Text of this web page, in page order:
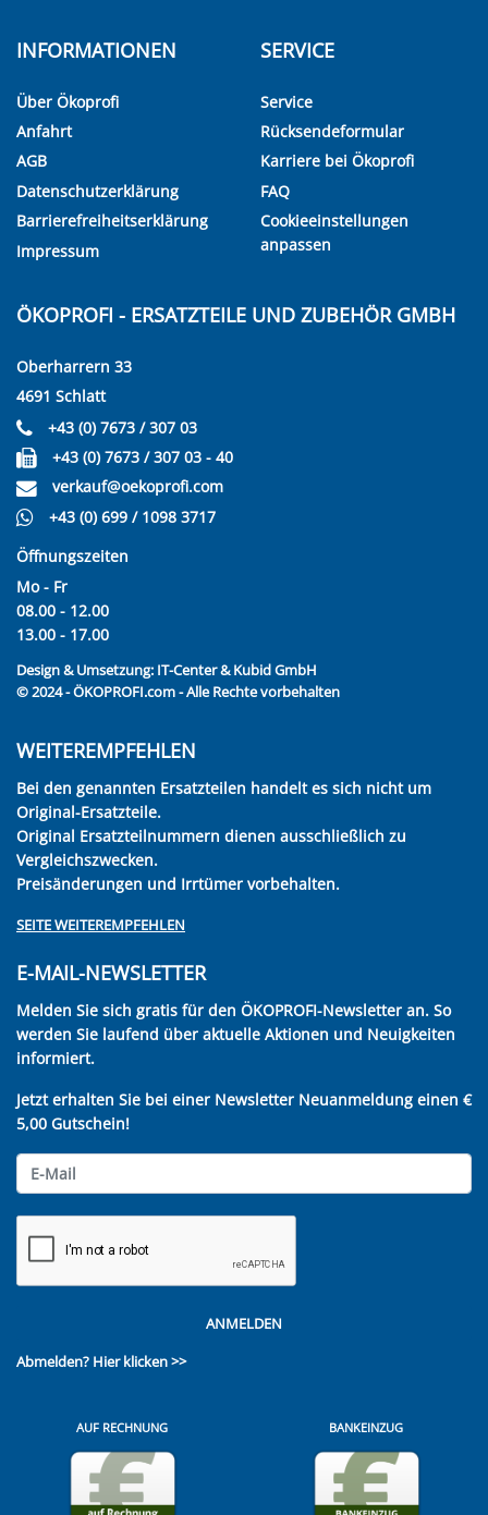
INFORMATIONEN
Über Ökoprofi
Anfahrt
AGB
Datenschutzerklärung
Barrierefreiheitserklärung
Impressum
SERVICE
Service
Rücksendeformular
Karriere bei Ökoprofi
FAQ
Cookieeinstellungen
anpassen
ÖKOPROFI - ERSATZTEILE UND ZUBEHÖR GMBH
Oberharrern 33
4691 Schlatt
+43 (0) 7673 / 307 03
+43 (0) 7673 / 307 03 - 40
verkauf@oekoprofi.com
+43 (0) 699 / 1098 3717
Öffnungszeiten
Mo - Fr
08.00 - 12.00
13.00 - 17.00
Design & Umsetzung: IT-Center & Kubid GmbH
© 2024 - ÖKOPROFI.com - Alle Rechte vorbehalten
WEITEREMPFEHLEN
Bei den genannten Ersatzteilen handelt es sich nicht um
Original-Ersatzteile.
Original Ersatzteilnummern dienen ausschließlich zu
Vergleichszwecken.
Preisänderungen und Irrtümer vorbehalten.
SEITE WEITEREMPFEHLEN
E-MAIL-NEWSLETTER
Melden Sie sich gratis für den ÖKOPROFI-Newsletter an. So
werden Sie laufend über aktuelle Aktionen und Neuigkeiten
informiert.
Jetzt erhalten Sie bei einer Newsletter Neuanmeldung einen €
5,00 Gutschein!
ANMELDEN
Abmelden? Hier klicken >>
AUF RECHNUNG BANKEINZUG